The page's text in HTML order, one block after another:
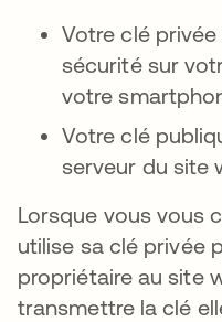
Votre clé
sécurité sur
votre
Votre clé
serveur du site
Lorsque vous vous
utilise sa clé privée
propriétaire au site
transmettre la clé